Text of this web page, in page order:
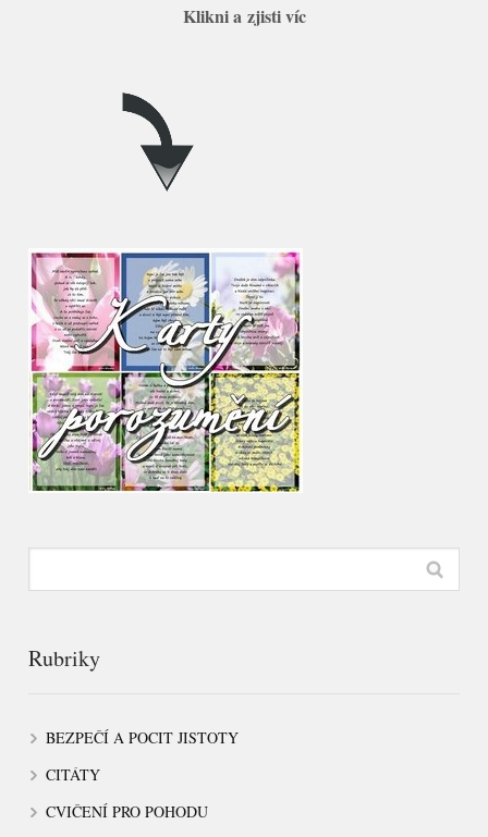
Klikni a zjisti víc
Rubriky
BEZPEČÍ A POCIT JISTOTY
CITÁTY
CVIČENÍ PRO POHODU